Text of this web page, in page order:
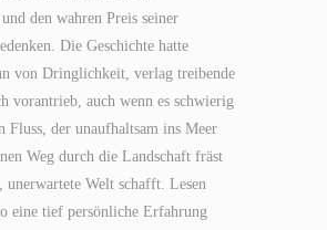
den wahren Preis seiner
Die Geschichte hatte
von Dringlichkeit, verlag treibende
vorantrieb, auch wenn es schwierig
Fluss, der unaufhaltsam ins Meer
Weg durch die Landschaft fräst
unerwartete Welt schafft. Lesen
eine tief persönliche Erfahrung